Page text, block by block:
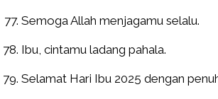
Semoga Allah menjagamu selalu.
Ibu, cintamu ladang pahala.
Selamat Hari Ibu 2025 dengan